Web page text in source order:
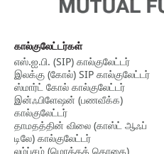
கால்குலேட்டர்கள்
எஸ்.ஐ.பி. (SIP) கால்குலேட்டர்
இலக்கு (கோல்) SIP கால்குலேட்டர்
ஸ்மார்ட் கோல் கால்குலேட்டர்
இன்ஃபிளேஷன் (பணவீக்க)
கால்குலேட்டர்
தாமதத்தின் விலை (காஸ்ட் ஆஃப்
டிலே) கால்குலேட்டர்
லம்ப்சம் (மொத்தத் தொகை)